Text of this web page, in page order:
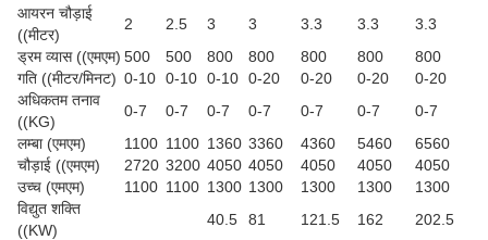
आयरन चौड़ाई
((मीटर)
2 2.5 3 3 3.3 3.3
3.3
ड्रम व्यास ((एमएम) 500 500 800 800 800 800
800
गति ((मीटर/मिनट) 0-10 0-10 0-10 0-20 0-20 0-20
0-20
अधिकतम तनाव
((KG)
0-7 0-7 0-7 0-7 0-7 0-7
0-7
लम्बा (एमएम)
1100 1100 1360 3360 4360 5460
6560
चौड़ाई ((एमएम)
2720 3200 4050 4050 4050 4050
4050
उच्च (एमएम)
1100 1100 1300 1300 1300 1300
1300
विद्युत शक्ति
((KW)
40.5 81 121.5 162
202.5